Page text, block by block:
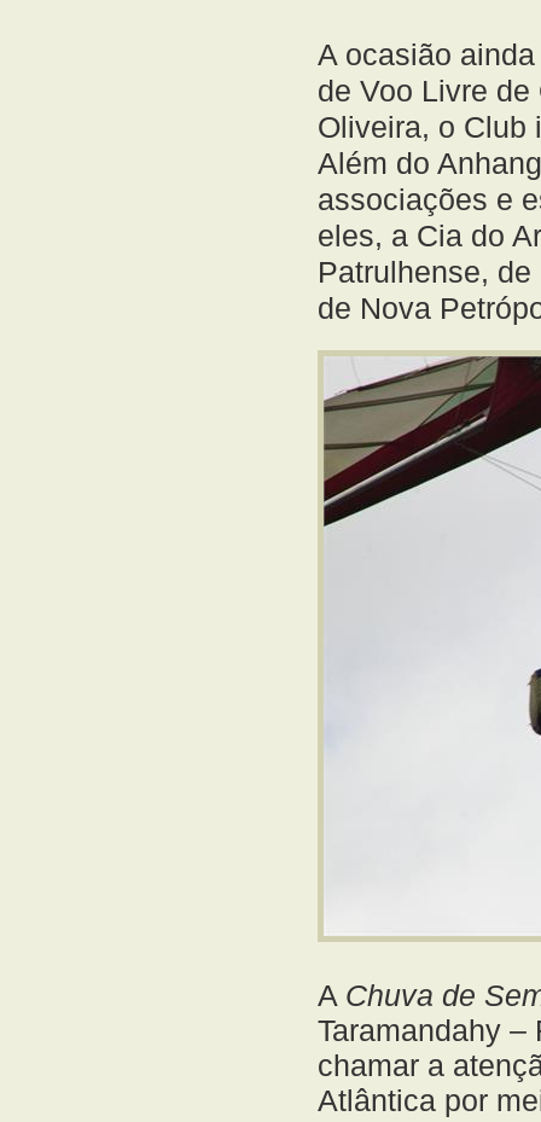
A ocasião
de Voo Livre
Oliveira, o Club
Além do
associações e
eles, a Cia do
Patrulhense,
de Nova
A Chuva de
Taramandahy
chamar a
Atlântica por